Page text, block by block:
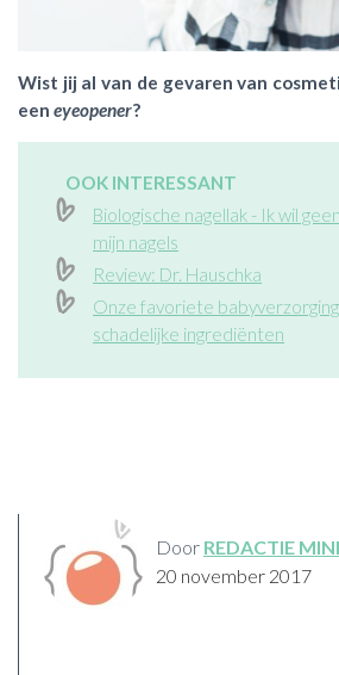
Wist jij al van de gevaren van
een eyeopener?
OOK INTERESSANT
Biologische nagellak - Ik wil
mijn nagels
Review: Dr. Hauschka
Onze favoriete
schadelijke ingrediënten
Door REDACTIE
20 november 2017